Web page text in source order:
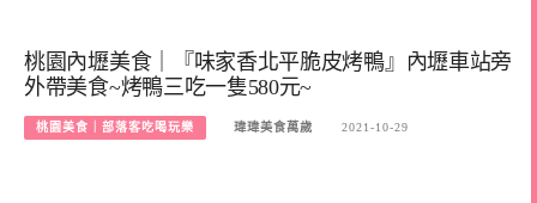
桃園內壢美食｜『味家香北平脆皮烤鴨』內壢車站旁
外帶美食~烤鴨三吃一隻580元~
桃園美食｜部落客吃喝玩樂 瑋瑋美食萬歲 2021-10-29